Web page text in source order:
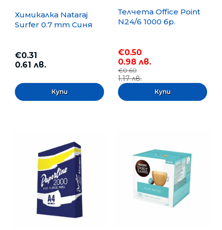
Химикалка Nataraj
Surfer 0.7 mm Синя
€0.31
0.61 лв.
Телчета Office Point
N24/6 1000 бр.
€0.50
0.98 лв.
€0.60
1.17 лв.